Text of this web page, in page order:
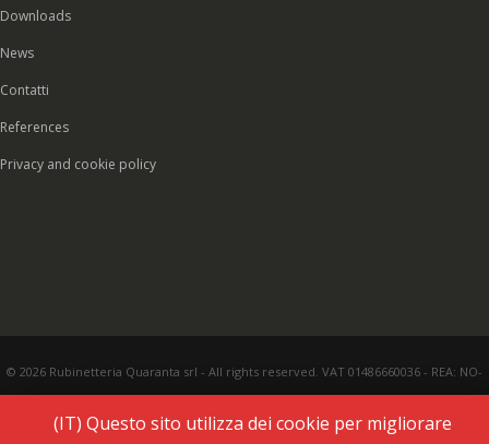
Downloads
News
Contatti
References
Privacy and cookie policy
© 2026 Rubinetteria Quaranta srl - All rights reserved. VAT 01486660036 - REA: NO-
(IT) Questo sito utilizza dei cookie per migliorare